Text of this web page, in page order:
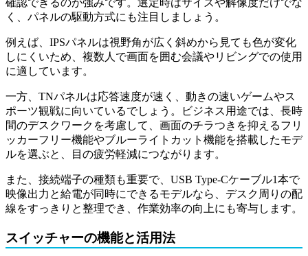
確認できるのが強みです。選定時はサイズや解像度だけでな
く、パネルの駆動方式にも注目しましょう。
例えば、IPSパネルは視野角が広く斜めから見ても色が変化
しにくいため、複数人で画面を囲む会議やリビングでの使用
に適しています。
一方、TNパネルは応答速度が速く、動きの速いゲームやス
ポーツ観戦に向いているでしょう。ビジネス用途では、長時
間のデスクワークを考慮して、画面のチラつきを抑えるフリ
ッカーフリー機能やブルーライトカット機能を搭載したモデ
ルを選ぶと、目の疲労軽減につながります。
また、接続端子の種類も重要で、USB Type-Cケーブル1本で
映像出力と給電が同時にできるモデルなら、デスク周りの配
線をすっきりと整理でき、作業効率の向上にも寄与します。
スイッチャーの機能と活用法